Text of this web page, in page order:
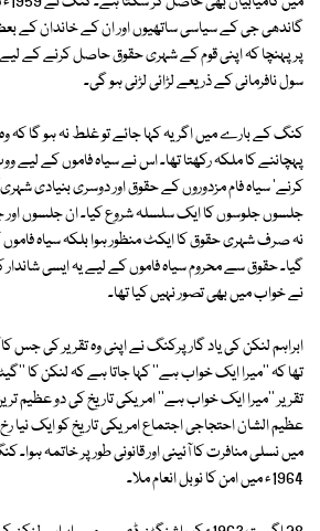
گاندھی جی کے سیاسی ساتھیوں اور ان کے خاندان کے
پر پہنچا کہ اپنی قوم کے شہری حقوق حاصل کرنے کے
سول نافرمانی کے ذریعے لڑائی لڑنی ہو گی۔
کنگ کے بارے میں اگر یہ کہا جائے تو غلط نہ ہو گا
پہچاننے کا ملکہ رکھتا تھا۔ اس نے سیاہ فاموں کے لیے
کرنے' سیاہ فام مزدوروں کے حقوق اور دوسری بنیادی
جلسوں جلوسوں کا ایک سلسلہ شروع کیا۔ ان جلسوں اور
نہ صرف شہری حقوق کا ایکٹ منظور ہوا بلکہ سیاہ
گیا۔ حقوق سے محروم سیاہ فاموں کے لیے یہ ایسی شاندار
نے خواب میں بھی تصور نہیں کیا تھا۔
ابراہم لنکن کی یاد گار پرکنگ نے اپنی وہ تقریر کی جس
تھا کہ ''میرا ایک خواب ہے'' کہا جاتا ہے کہ لنکن کا
عظیم الشان احتجاجی اجتماع امریکی تاریخ کو ایک نیا
میں نسلی منافرت کا آئینی اور قانونی طور پر خاتمہ
1964ء میں امن کا نوبل انعام ملا۔